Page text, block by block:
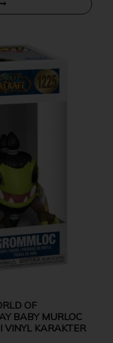
OF
BABY MURLOC
VINYL KARAKTER